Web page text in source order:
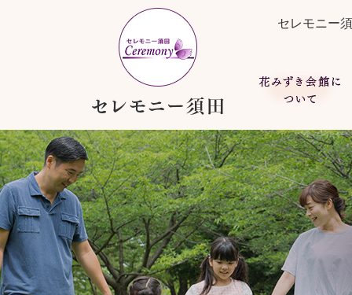
セレモニー
花みずき会館について
もしもの時は
総費用について